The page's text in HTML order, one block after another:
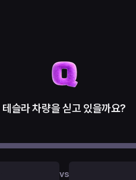
테슬라 차량을 싣고 있을까요?
vs